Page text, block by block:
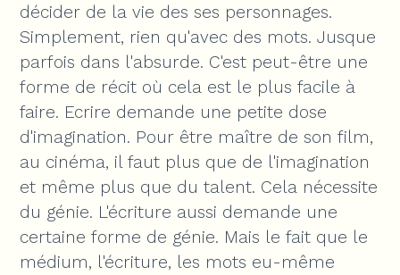
décider de la vie des ses personnages.
Simplement, rien qu'avec des mots. Jusque
parfois dans l'absurde. C'est peut-être une
forme de récit où cela est le plus facile à
faire. Ecrire demande une petite dose
d'imagination. Pour être maître de son film,
au cinéma, il faut plus que de l'imagination
et même plus que du talent. Cela nécessite
du génie. L'écriture aussi demande une
certaine forme de génie. Mais le fait que le
médium, l'écriture, les mots eu-même